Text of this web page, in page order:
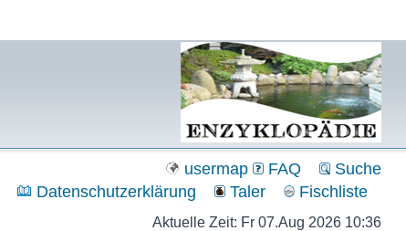
usermap FAQ
Suche
Datenschutzerklärung Taler Fischliste
Aktuelle Zeit: Fr 07.Aug 2026 10:36